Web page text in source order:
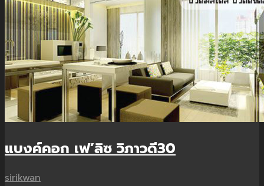
แบงค์คอก เฟ’ลิซ วิภาวดี30
sirikwan